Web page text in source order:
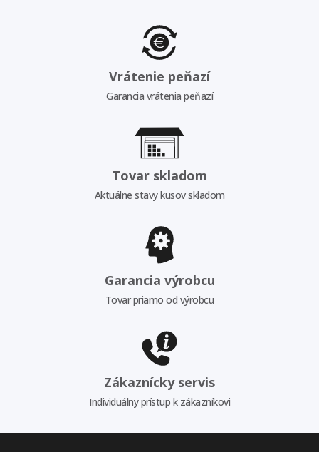
Vrátenie peňazí
Garancia vrátenia peňazí
Tovar skladom
Aktuálne stavy kusov skladom
Garancia výrobcu
Tovar priamo od výrobcu
Zákaznícky servis
Individuálny prístup k zákazníkovi